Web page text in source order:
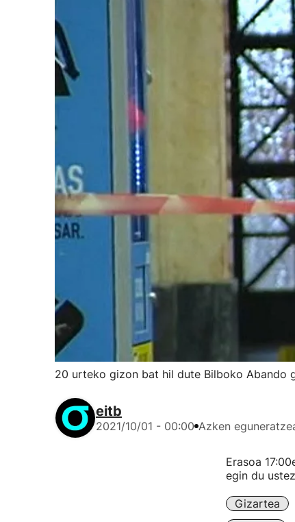
20 urteko gizon bat hil dute Bilboko Abando
eitb
2021/10/01 - 00:00 Azken
Erasoa
egin du
Gizartea